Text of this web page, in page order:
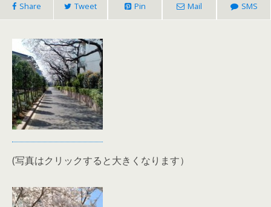
Share Tweet Pin Mail SMS
(写真はクリックすると大きくなります）